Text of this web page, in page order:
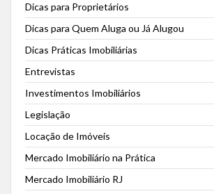
Dicas para Proprietários
Dicas para Quem Aluga ou Já Alugou
Dicas Práticas Imobiliárias
Entrevistas
Investimentos Imobiliários
Legislação
Locação de Imóveis
Mercado Imobiliário na Prática
Mercado Imobiliário RJ